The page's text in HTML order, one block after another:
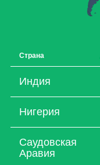
Страна
Индия
Нигерия
Саудовская
Аравия